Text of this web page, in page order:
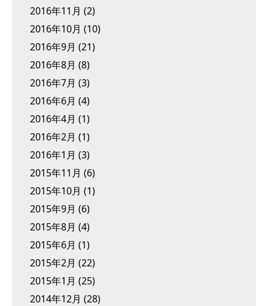
2016年11月 (2)
2016年10月 (10)
2016年9月 (21)
2016年8月 (8)
2016年7月 (3)
2016年6月 (4)
2016年4月 (1)
2016年2月 (1)
2016年1月 (3)
2015年11月 (6)
2015年10月 (1)
2015年9月 (6)
2015年8月 (4)
2015年6月 (1)
2015年2月 (22)
2015年1月 (25)
2014年12月 (28)